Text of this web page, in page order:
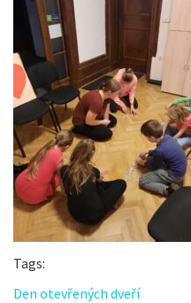
Tags:
Den otevřených dveří